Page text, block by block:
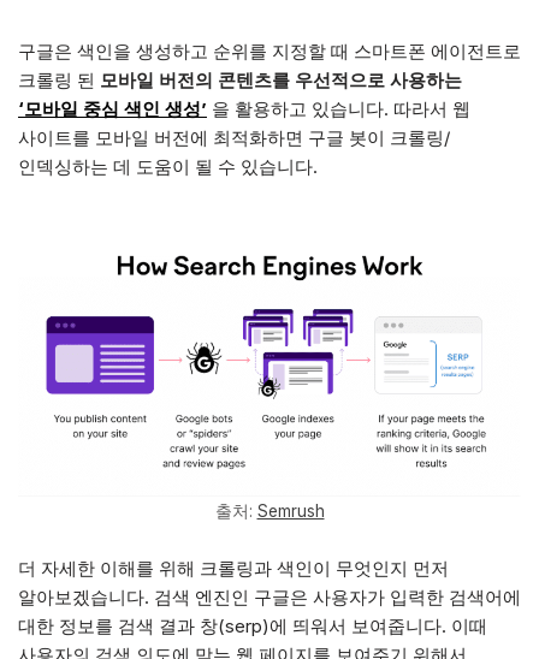
구글은 색인을 생성하고 순위를 지정할 때 스마트폰 에이전트로
크롤링 된 모바일 버전의 콘텐츠를 우선적으로 사용하는
‘모바일 중심 색인 생성’ 을 활용하고 있습니다. 따라서 웹
사이트를 모바일 버전에 최적화하면 구글 봇이 크롤링/
인덱싱하는 데 도움이 될 수 있습니다.
출처: Semrush
더 자세한 이해를 위해 크롤링과 색인이 무엇인지 먼저
알아보겠습니다. 검색 엔진인 구글은 사용자가 입력한 검색어에
대한 정보를 검색 결과 창(serp)에 띄워서 보여줍니다. 이때